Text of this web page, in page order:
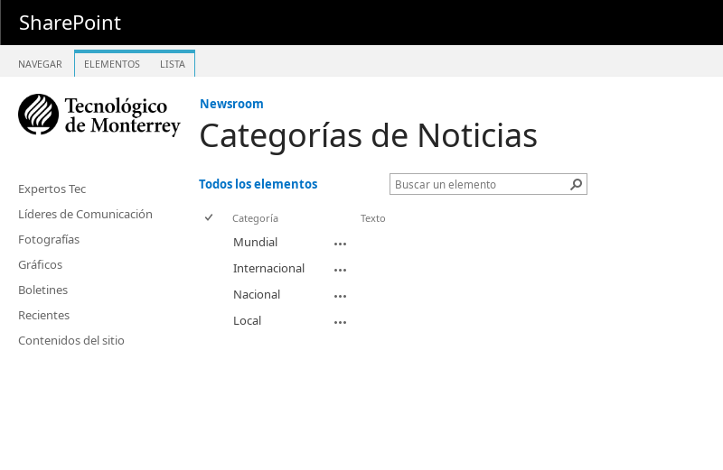
SharePoint
NAVEGAR ELEMENTOS LISTA
Newsroom
Categorías de Noticias
Expertos Tec
Líderes de Comunicación
Fotografías
Gráficos
Boletines
Recientes
Contenidos del sitio
Todos los elementos
Categoría Texto
Mundial
Internacional
Nacional
Local